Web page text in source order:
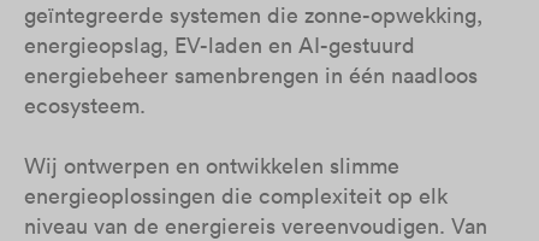
geïntegreerde systemen die zonne-opwekking,
energieopslag, EV-laden en AI-gestuurd
energiebeheer samenbrengen in één naadloos
ecosysteem.
Wij ontwerpen en ontwikkelen slimme
energieoplossingen die complexiteit op elk
niveau van de energiereis vereenvoudigen. Van